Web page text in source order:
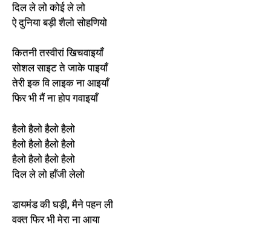
दिल ले लो कोई ले लो
ऐ दुनिया बड़ी शैलो सोहणियो
कितनी तस्वीरां खिचवाइयाँ
सोशल साइट ते जाके पाइयाँ
तेरी इक वि लाइक ना आइयाँ
फिर भी मैं ना होप गवाइयाँ
हैलो हैलो हैलो हैलो
हैलो हैलो हैलो हैलो
हैलो हैलो हैलो हैलो
दिल ले लो हाँजी लेलो
डायमंड की घड़ी, मैने पहन ली
वक्त फिर भी मेरा ना आया